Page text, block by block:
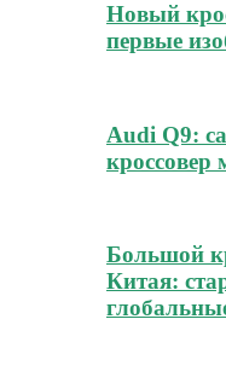
Новый
первые
Audi Q9:
кроссовер
Большой
Китая: